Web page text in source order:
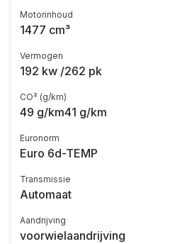
Motorinhoud
1477 cm³
Vermogen
192 kw /262 pk
CO² (g/km)
49 g/km41 g/km
Euronorm
Euro 6d-TEMP
Transmissie
Automaat
Aandrijving
voorwielaandrijving